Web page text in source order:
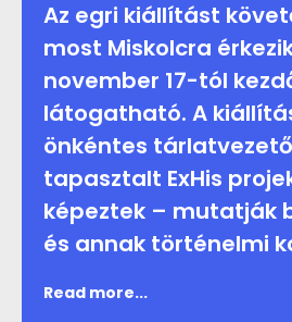
Az egri kiállítást
most Miskolcra
november 17-tól
látogatható. A
önkéntes
tapasztalt ExHis
képeztek – mutatják
és annak történelmi
Read more...